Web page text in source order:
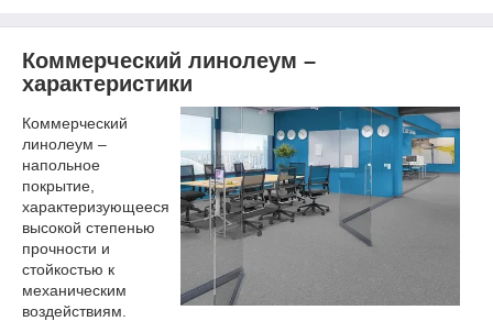
Коммерческий линолеум –
характеристики
Коммерческий
линолеум –
напольное
покрытие,
характеризующееся
высокой степенью
прочности и
стойкостью к
механическим
воздействиям.